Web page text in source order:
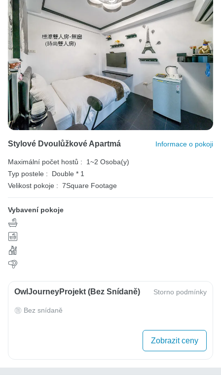
Stylové Dvoulůžkové Apartmá Informace o pokoji
Maximální počet hostů :
1~2 Osoba(y)
Typ postele :
Double * 1
Velikost pokoje : 7Square Footage
Vybavení pokoje
OwlJourneyProjekt (bez Snídaně) Storno podmínky
Bez snídaně
Zobrazit ceny